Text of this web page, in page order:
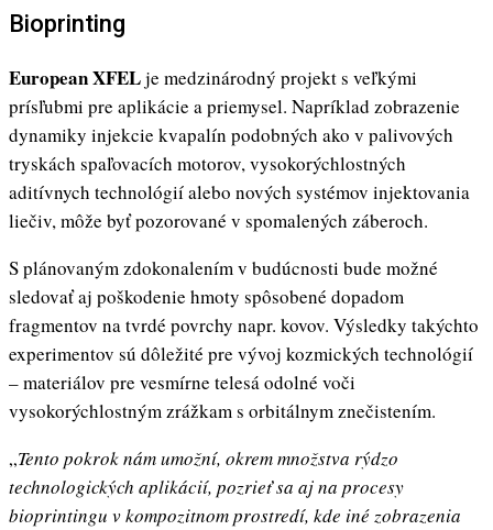
Bioprinting
European XFELje medzinárodný projekt s veľkými
prísľubmi pre aplikácie a priemysel. Napríklad zobrazenie
dynamiky injekcie kvapalín podobných ako v palivových
tryskách spaľovacích motorov, vysokorýchlostných
aditívnych technológií alebo nových systémov injektovania
liečiv, môže byť pozorované v spomalených záberoch.
S plánovaným zdokonalením v budúcnosti bude možné
sledovať aj poškodenie hmoty spôsobené dopadom
fragmentov na tvrdé povrchy napr. kovov. Výsledky takýchto
experimentov sú dôležité pre vývoj kozmických technológií
– materiálov pre vesmírne telesá odolné voči
vysokorýchlostným zrážkam s orbitálnym znečistením.
„Tento pokrok nám umožní, okrem množstva rýdzo
technologických aplikácií, pozrieť sa aj na procesy
bioprintingu v kompozitnom prostredí, kde iné zobrazenia